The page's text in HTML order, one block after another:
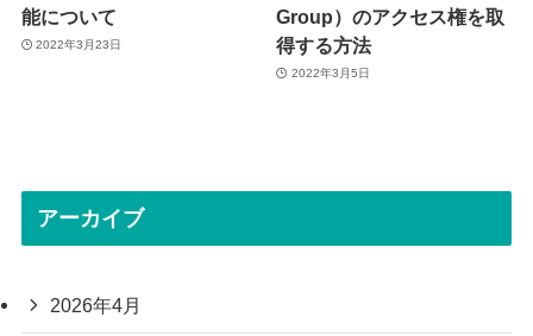
能について
2022年3月23日
Group）のアクセス権を取
得する方法
2022年3月5日
アーカイブ
2026年4月